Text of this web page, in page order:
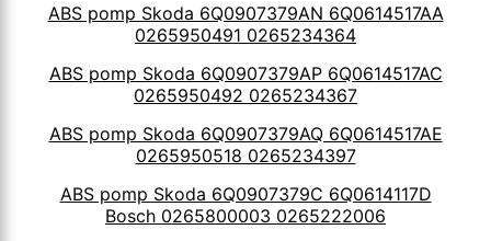
ABS pomp Skoda 6Q0907379AN 6Q0614517AA
0265950491 0265234364
ABS pomp Skoda 6Q0907379AP 6Q0614517AC
0265950492 0265234367
ABS pomp Skoda 6Q0907379AQ 6Q0614517AE
0265950518 0265234397
ABS pomp Skoda 6Q0907379C 6Q0614117D
Bosch 0265800003 0265222006